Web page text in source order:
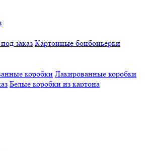
заказ Картонные бонбоньерки
коробки Лакированные коробки
Белые коробки из картона